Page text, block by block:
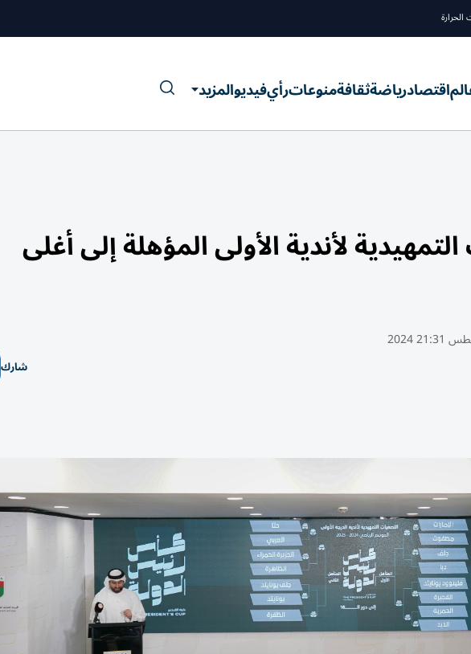
اقتصادرياضةثقافةمنوعاترأيفيديوالمزيد
لأندية الأولى المؤهلة إلى أغلى
شارك